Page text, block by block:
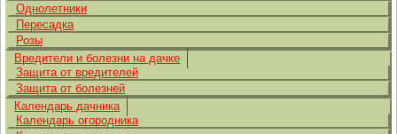
Однолетники
Пересадка
Розы
Вредители и болезни на дачке
Защита от вредителей
Защита от болезней
Календарь дачника
Календарь огородника